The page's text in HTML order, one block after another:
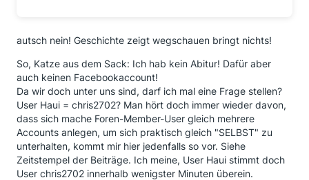
autsch nein! Geschichte zeigt wegschauen bringt nichts!
So, Katze aus dem Sack: Ich hab kein Abitur! Dafür aber
auch keinen Facebookaccount!
Da wir doch unter uns sind, darf ich mal eine Frage stellen?
User Haui = chris2702? Man hört doch immer wieder davon,
dass sich mache Foren-Member-User gleich mehrere
Accounts anlegen, um sich praktisch gleich "SELBST" zu
unterhalten, kommt mir hier jedenfalls so vor. Siehe
Zeitstempel der Beiträge. Ich meine, User Haui stimmt doch
User chris2702 innerhalb wenigster Minuten überein.